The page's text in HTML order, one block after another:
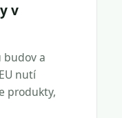
v
budov a
nutí
produkty,